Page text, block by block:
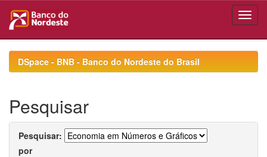
navigationDSpace - BNB - Banco do Nordeste do Brasil
Pesquisar
Pesquisar:
por